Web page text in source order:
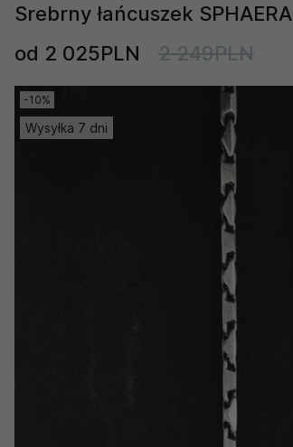
Srebrny łańcuszek SPHAERA
od 2 025PLN
2 249PLN
-10%
Wysyłka 7 dni